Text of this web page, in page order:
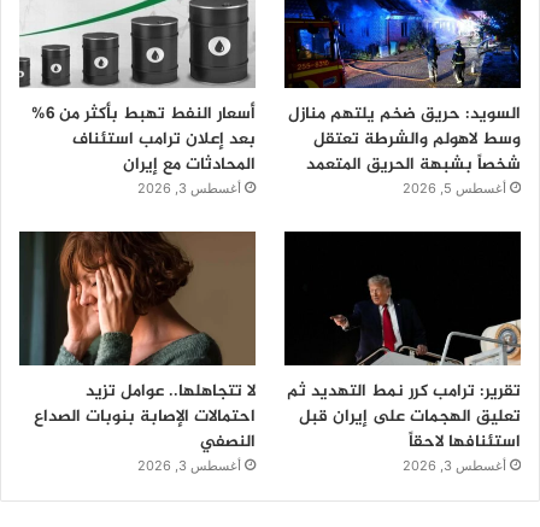
السويد: حريق ضخم يلتهم منازل
وسط لاهولم والشرطة تعتقل
شخصاً بشبهة الحريق المتعمد
أغسطس 5, 2026
أسعار النفط تهبط بأكثر من 6%
بعد إعلان ترامب استئناف
المحادثات مع إيران
أغسطس 3, 2026
تقرير: ترامب كرر نمط التهديد ثم
تعليق الهجمات على إيران قبل
استئنافها لاحقاً
أغسطس 3, 2026
لا تتجاهلها.. عوامل تزيد
احتمالات الإصابة بنوبات الصداع
النصفي
أغسطس 3, 2026